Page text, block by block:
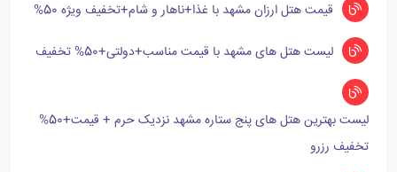
قیمت هتل ارزان مشهد با غذا+ناهار و شام+تخفیف ویژه 50%
لیست هتل های مشهد با قیمت مناسب+دولتی+50% تخفیف
لیست بهترین هتل های پنج ستاره مشهد نزدیک حرم + قیمت+50%
تخفیف رزرو